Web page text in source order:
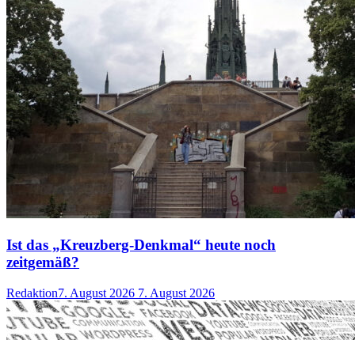
Ist das „Kreuzberg-Denkmal“ heute noch
zeitgemäß?
Redaktion7. August 2026 7. August 2026